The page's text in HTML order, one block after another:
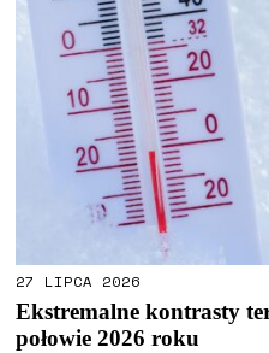
27 LIPCA 2026
Ekstremalne kontrasty
połowie 2026 roku